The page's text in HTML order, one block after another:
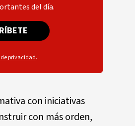
del día.
privacidad.
con iniciativas
con más orden,